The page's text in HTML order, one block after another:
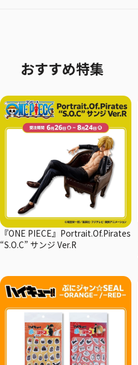
おすすめ特集
『ONE PIECE』Portrait.Of.Pirates
“S.O.C” サンジ Ver.R